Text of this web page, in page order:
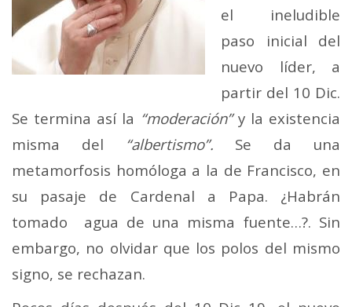
el ineludible
paso inicial del
nuevo líder, a
partir del 10 Dic.
Se termina así la “moderación”y la existencia
misma del “albertismo”. Se da una
metamorfosis homóloga a la de Francisco, en
su pasaje de Cardenal a Papa. ¿Habrán
tomado agua de una misma fuente…?. Sin
embargo, no olvidar que los polos del mismo
signo, se rechazan.